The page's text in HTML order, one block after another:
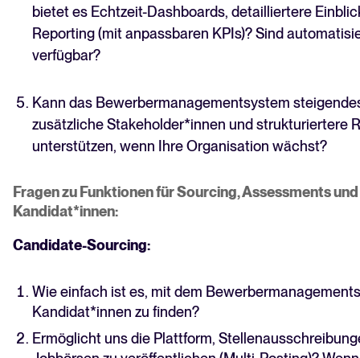
bietet es Echtzeit-Dashboards, detailliertere
Reporting (mit anpassbaren KPIs)? Sind
verfügbar?
Kann das Bewerbermanagementsystem
zusätzliche Stakeholder*innen und strukturiertere
unterstützen, wenn Ihre Organisation wächst?
Fragen zu Funktionen für Sourcing, Assessments
Kandidat*innen:
Candidate-Sourcing:
Wie einfach ist es, mit dem
Kandidat*innen zu finden?
Ermöglicht uns die Plattform,